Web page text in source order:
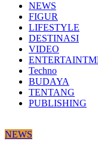
NEWS
FIGUR
LIFESTYLE
DESTINASI
VIDEO
Techno
BUDAYA
TENTANG
PUBLISHING
NEWS